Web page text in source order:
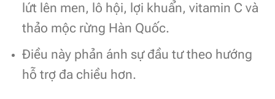
lứt lên men, lô hội, lợi khuẩn, vitamin C và
thảo mộc rừng Hàn Quốc.
Điều này phản ánh sự đầu tư theo hướng
hỗ trợ đa chiều hơn.